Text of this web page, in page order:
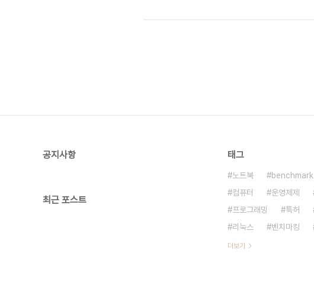
공지사항
최근 포스트
태그
노트북 benchmark
컴퓨터
운영체제
프로그래밍
특허
리눅스
벤치마킹
더보기